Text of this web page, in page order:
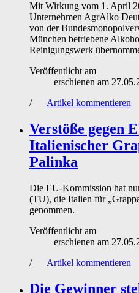
Mit Wirkung vom 1. April
Unternehmen AgrAlko
von der
München betriebene
Reinigungswerk
Veröffentlicht am
erschienen am
/
Artikel kommentieren
Verstöße gegen
Italienischer
Palinka
Die EU-Kommission hat
(TU), die Italien für
genommen.
Veröffentlicht am
erschienen am
/
Artikel kommentieren
Die Gewinner